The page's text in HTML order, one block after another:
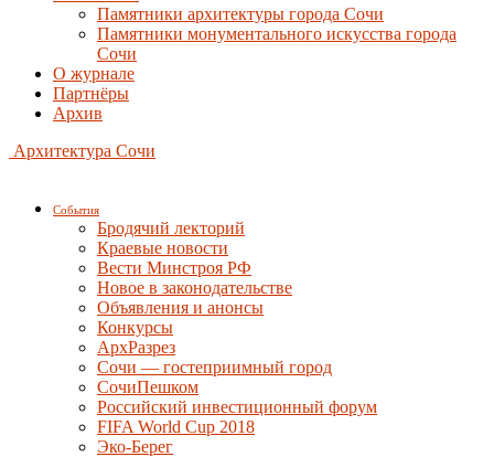
Памятники архитектуры города Сочи
Памятники монументального искусства города
Сочи
О журнале
Партнёры
Архив
Архитектура Сочи
События
Бродячий лекторий
Краевые новости
Вести Минстроя РФ
Новое в законодательстве
Объявления и анонсы
Конкурсы
АрхРазрез
Сочи — гостеприимный город
СочиПешком
Российский инвестиционный форум
FIFA World Cup 2018
Эко-Берег